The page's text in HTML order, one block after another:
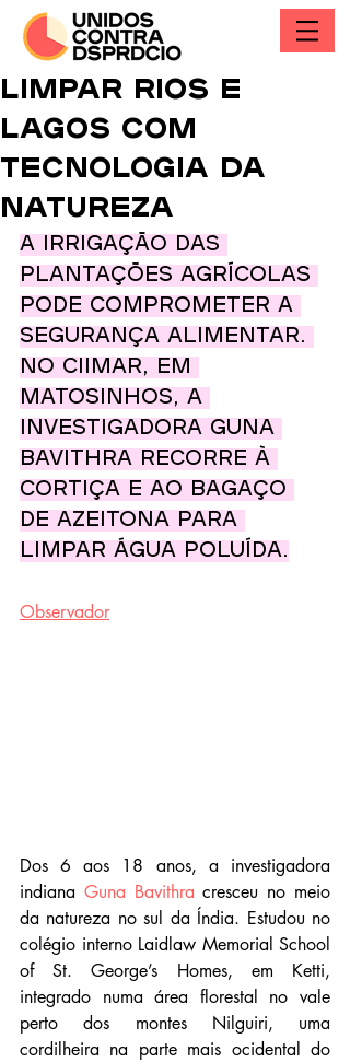
Limpar rios e
lagos com
tecnologia da
natureza
A irrigação das
plantações agrícolas
pode comprometer a
segurança alimentar.
No CIIMAR, em
Matosinhos, a
investigadora Guna
Bavithra recorre à
cortiça e ao bagaço
de azeitona para
limpar água poluída.
Observador
Dos 6 aos 18 anos, a investigadora
indiana Guna Bavithra cresceu no meio
da natureza no sul da Índia. Estudou no
colégio interno Laidlaw Memorial School
of St. George’s Homes, em Ketti,
integrado numa área florestal no vale
perto dos montes Nilguiri, uma
cordilheira na parte mais ocidental do